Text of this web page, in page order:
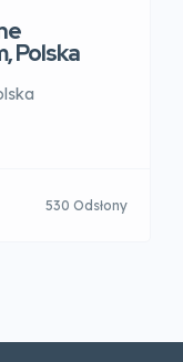
Polska
530 Odsłony